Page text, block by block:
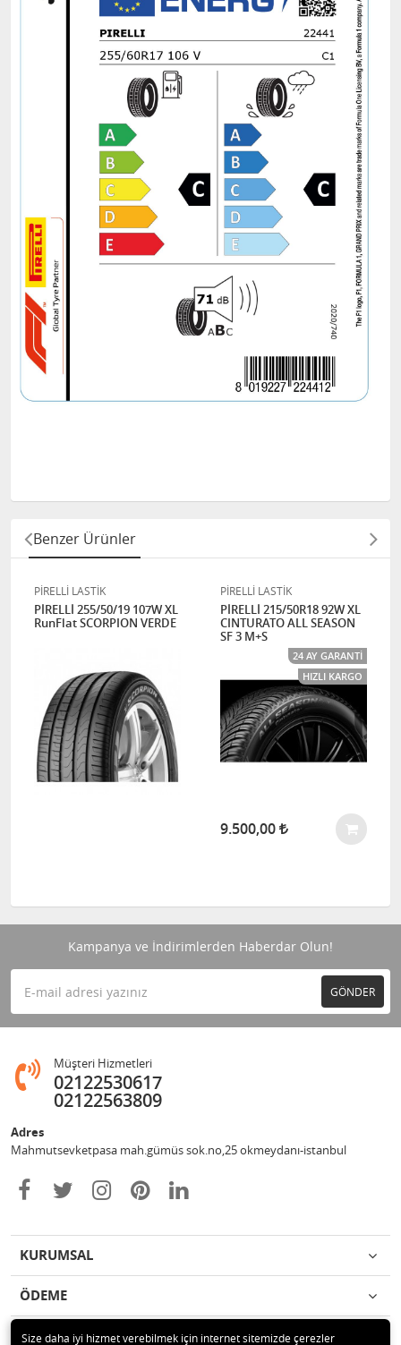
Benzer Ürünler
PİRELLİ LASTİK
PİRELLİ 255/50/19 107W XL
RunFlat SCORPION VERDE
PİRELLİ LASTİK
PİRELLİ 215/50R18 92W XL
CINTURATO ALL SEASON
SF 3 M+S
24 AY GARANTI
HIZLI KARGO
9.500,00
Kampanya ve İndirimlerden Haberdar Olun!
GÖNDER
Müşteri Hizmetleri
02122530617
02122563809
Adres
Mahmutsevketpasa mah.gümüs sok.no,25 okmeydanı-istanbul
KURUMSAL
ÖDEME
İLETİŞİM
Size daha iyi hizmet verebilmek için internet sitemizde çerezler